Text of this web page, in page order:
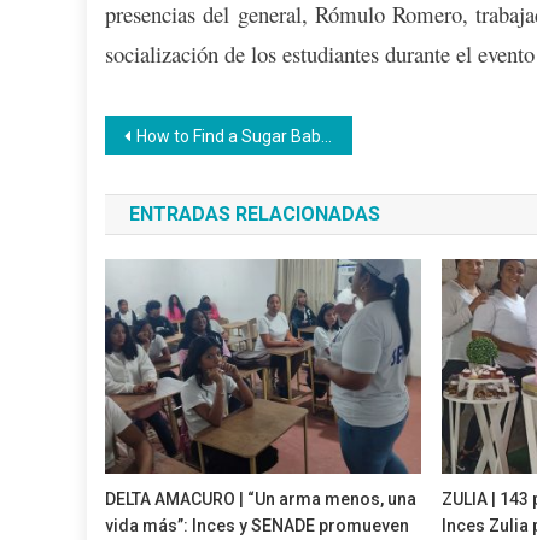
presencias del general, Rómulo Romero,
socialización de los estudiantes durante el
Navegación
de
entradas
How to Find a Sugar Baby in Louisiana
ENTRADAS RELACIONADAS
DELTA AMACURO | “Un arma menos, una
vida más”: Inces y SENADE promueven
ZULIA |
Inces Zulia